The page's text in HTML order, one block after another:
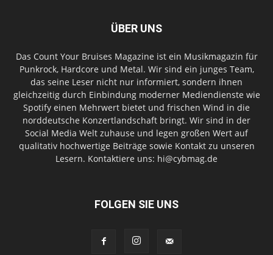
ÜBER UNS
Das Count Your Bruises Magazine ist ein Musikmagazin für
Punkrock, Hardcore und Metal. Wir sind ein junges Team,
das seine Leser nicht nur informiert, sondern ihnen
gleichzeitig durch Einbindung moderner Mediendienste wie
Spotify einen Mehrwert bietet und frischen Wind in die
norddeutsche Konzertlandschaft bringt. Wir sind in der
Social Media Welt zuhause und legen großen Wert auf
qualitativ hochwertige Beiträge sowie Kontakt zu unseren
Lesern. Kontaktiere uns: hi@cybmag.de
FOLGEN SIE UNS